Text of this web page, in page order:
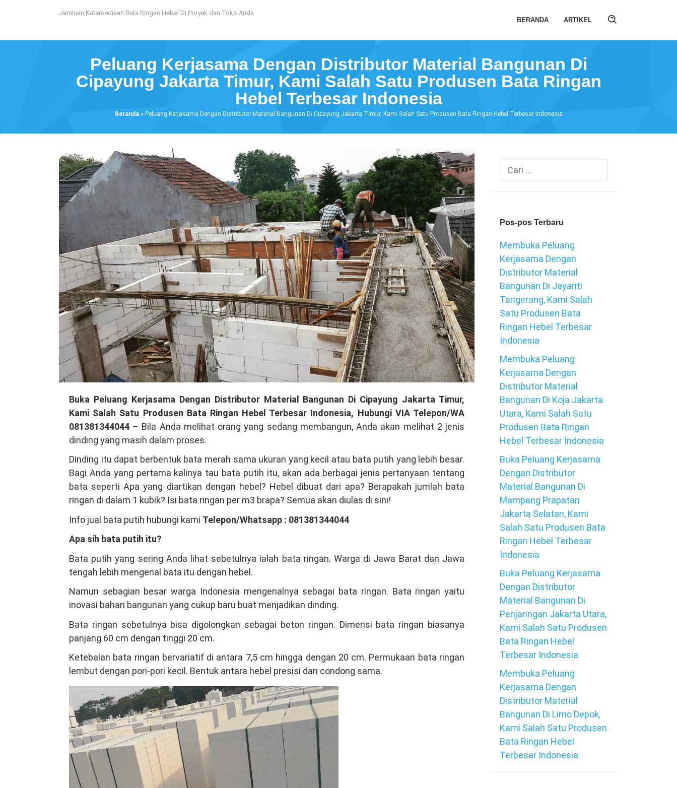
Jaminan Ketersediaan Bata Ringan Hebel Di Proyek dan Toko Anda
BERANDA
ARTIKEL
Peluang Kerjasama Dengan Distributor Material Bangunan Di
Cipayung Jakarta Timur, Kami Salah Satu Produsen Bata Ringan
Hebel Terbesar Indonesia
Beranda» Peluang Kerjasama Dengan Distributor Material Bangunan Di Cipayung Jakarta Timur, Kami Salah Satu Produsen Bata Ringan Hebel Terbesar Indonesia
Peluang
Kerjasama
Dengan
Distributor
Material
Bangunan
Di
Cipayung
Jakarta
Timur,
Kami
Satu
Produsen
Bata
Ringan
Terbesar
Indonesia
Buka Peluang Kerjasama Dengan Distributor Material Bangunan Di Cipayung Jakarta Timur,
Kami Salah Satu Produsen Bata Ringan Hebel Terbesar Indonesia, Hubungi VIA Telepon/WA
081381344044 – Bila Anda melihat orang yang sedang membangun, Anda akan melihat 2 jenis
dinding yang masih dalam proses.
Dinding itu dapat berbentuk bata merah sama ukuran yang kecil atau bata putih yang lebih besar.
Bagi Anda yang pertama kalinya tau bata putih itu, akan ada berbagai jenis pertanyaan tentang
bata seperti Apa yang diartikan dengan hebel? Hebel dibuat dari apa? Berapakah jumlah bata
ringan di dalam 1 kubik? Isi bata ringan per m3 brapa? Semua akan diulas di sini!
Info jual bata putih hubungi kami Telepon/Whatsapp : 081381344044
Apa sih bata putih itu?
Bata putih yang sering Anda lihat sebetulnya ialah bata ringan. Warga di Jawa Barat dan Jawa
tengah lebih mengenal bata itu dengan hebel.
Namun sebagian besar warga Indonesia mengenalnya sebagai bata ringan. Bata ringan yaitu
inovasi bahan bangunan yang cukup baru buat menjadikan dinding.
Bata ringan sebetulnya bisa digolongkan sebagai beton ringan. Dimensi bata ringan biasanya
panjang 60 cm dengan tinggi 20 cm.
Ketebalan bata ringan bervariatif di antara 7,5 cm hingga dengan 20 cm. Permukaan bata ringan
lembut dengan pori-pori kecil. Bentuk antara hebel presisi dan condong sama.
Cari
untuk:
Pos-pos Terbaru
Membuka Peluang
Kerjasama Dengan
Distributor Material
Bangunan Di Jayanti
Tangerang, Kami Salah
Satu Produsen Bata
Ringan Hebel Terbesar
Indonesia
Membuka Peluang
Kerjasama Dengan
Distributor Material
Bangunan Di Koja Jakarta
Utara, Kami Salah Satu
Produsen Bata Ringan
Hebel Terbesar Indonesia
Buka Peluang Kerjasama
Dengan Distributor
Material Bangunan Di
Mampang Prapatan
Jakarta Selatan, Kami
Salah Satu Produsen Bata
Ringan Hebel Terbesar
Indonesia
Buka Peluang Kerjasama
Dengan Distributor
Material Bangunan Di
Penjaringan Jakarta Utara,
Kami Salah Satu Produsen
Bata Ringan Hebel
Terbesar Indonesia
Membuka Peluang
Kerjasama Dengan
Distributor Material
Bangunan Di Limo Depok,
Kami Salah Satu Produsen
Bata Ringan Hebel
Terbesar Indonesia